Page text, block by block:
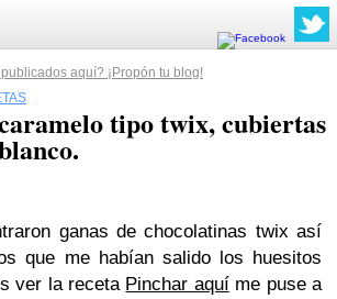
aquí? ¡Propón tu blog!
tipo twix, cubiertas
ganas de chocolatinas twix así
que me habían salido los huesitos
ver la receta Pinchar aquíme puse a